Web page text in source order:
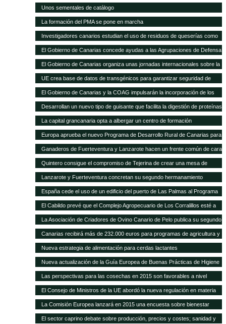
leche
Unos sementales de catálogo
La formación del PMA se pone en marcha
Investigadores canarios estudian el uso de residuos de queserías como
alimento para el caprino
El Gobierno de Canarias concede ayudas a las Agrupaciones de Defensa
Sanitaria Ganadera por valor de 300.000 euros
El Gobierno de Canarias organiza unas jornadas internacionales sobre la
ganadería como herramienta para el desarrollo en zonas áridas
UE crea base de datos de transgénicos para garantizar seguridad de
piensos
El Gobierno de Canarias y la COAG impulsarán la incorporación de los
jóvenes en el sector primario
Desarrollan un nuevo tipo de guisante que facilita la digestión de proteínas
La capital grancanaria opta a albergar un centro de formación
internacional del Programa Mundial de Alimentos
Europa aprueba el nuevo Programa de Desarrollo Rural de Canarias para
2014-2020
Ganaderos de Fuerteventura y Lanzarote hacen un frente común de cara
a la modificación del POSEI-2016
Quintero consigue el compromiso de Tejerina de crear una mesa de
trabajo para analizar la ficha adicional del POSEI
Lanzarote y Fuerteventura concretan su segundo hermanamiento
ganadero
España cede el uso de un edificio del puerto de Las Palmas al Programa
Mundial de Alimentos
El Cabildo prevé que el Complejo Agropecuario de Los Corralillos esté a
pleno rendimiento en un año
La Asociación de Criadores de Ovino Canario de Pelo publica su segundo
Catálogo de Sementales
Canarias recibirá más de 232.000 euros para programas de agricultura y
ganadería
Nueva estrategia de alimentación para cerdas lactantes
Nueva actualización de la Guía Europea de Buenas Prácticas de Higiene
para cereales y oleaginosas
Las perspectivas para las cosechas en 2015 son favorables a nivel
mundial, pero persisten puntos críticos de inseguridad alimentaria
El Consejo de Ministros de la UE abordó la nueva regulación en materia
de sanidad animal
La Comisión Europea lanzará en 2015 una encuesta sobre bienestar
animal
El sector caprino debate sobre producción, precios y costes; sanidad y